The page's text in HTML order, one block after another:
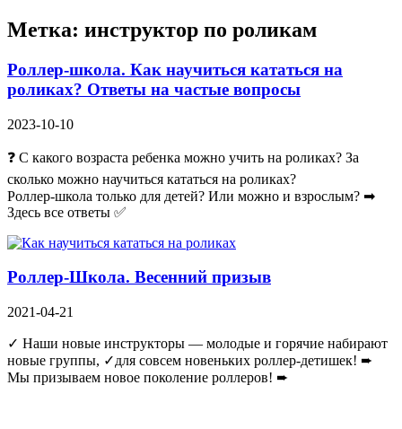
Метка: инструктор по роликам
Роллер-школа. Как научиться кататься на
роликах? Ответы на частые вопросы
2023-10-10
❓ С какого возраста ребенка можно учить на роликах? За
сколько можно научиться кататься на роликах?
Роллер-школа только для детей? Или можно и взрослым? ➡
Здесь все ответы ✅
Роллер-Школа. Весенний призыв
2021-04-21
✓ Наши новые инструкторы — молодые и горячие набирают
новые группы, ✓для совсем новеньких роллер-детишек! ➨
Мы призываем новое поколение роллеров! ➨